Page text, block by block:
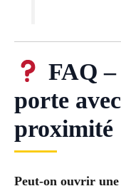
FAQ
porte
proximité
Peut-on ouvrir une